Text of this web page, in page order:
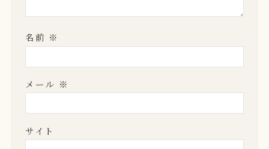
名前 ※
メール ※
サイト